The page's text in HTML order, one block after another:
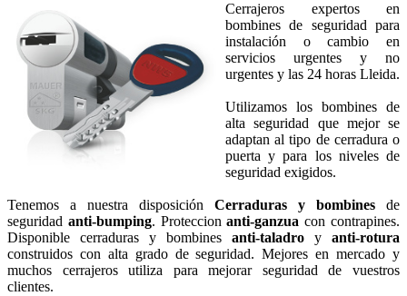
Cerrajeros expertos en
bombines de seguridad para
instalación o cambio en
servicios urgentes y no
urgentes y las 24 horas Lleida.
Utilizamos los bombines de
alta seguridad que mejor se
adaptan al tipo de cerradura o
puerta y para los niveles de
seguridad exigidos.
Tenemos a nuestra disposición Cerraduras y bombines de
seguridad anti-bumping. Proteccionanti-ganzua con contrapines.
Disponible cerraduras y bombines anti-taladro y anti-rotura
construidos con alta grado de seguridad. Mejores en mercado y
muchos cerrajeros utiliza para mejorar seguridad de vuestros
clientes.